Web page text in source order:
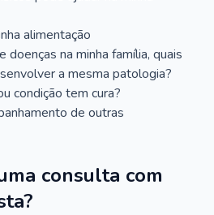
alimentação
doenças na minha família, quais
a mesma patologia?
condição tem cura?
de outras
consulta com